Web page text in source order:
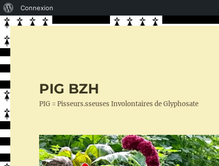
propos
Connexion
PIG BZH
PIG = Pisseurs.sseuses Involontaires de Glyphosate